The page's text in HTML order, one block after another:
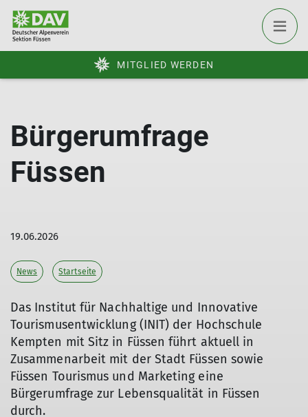
MITGLIED WERDEN
Bürgerumfrage
Füssen
19.06.2026
News Startseite
Das Institut für Nachhaltige und Innovative
Tourismusentwicklung (INIT) der Hochschule
Kempten mit Sitz in Füssen führt aktuell in
Zusammenarbeit mit der Stadt Füssen sowie
Füssen Tourismus und Marketing eine
Bürgerumfrage zur Lebensqualität in Füssen
durch.